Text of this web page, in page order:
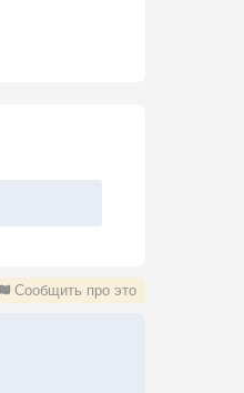
Сообщить про это